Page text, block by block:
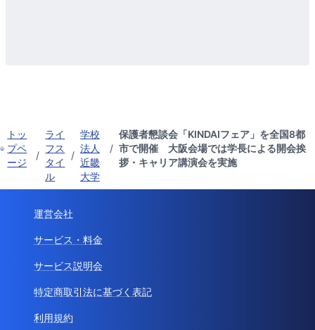
トッ
プペ
ージ
/
ライ
フス
タイ
ル
/
学校
法人
近畿
大学
/
保護者懇談会「KINDAIフェア」を全国8都
市で開催 大阪会場では学長による開会挨
拶・キャリア講演会を実施
運営会社
サービス・料金
サービス説明会
特定商取引法に基づく表記
利用規約